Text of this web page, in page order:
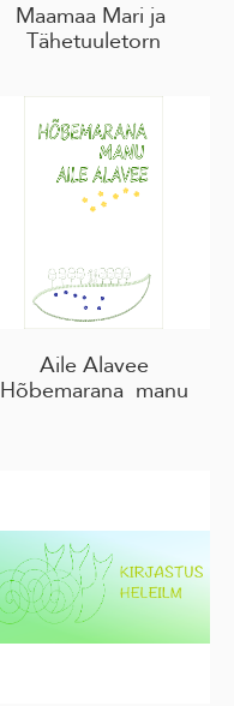
Maamaa Mari ja
Tähetuuletorn
Aile Alavee
Hõbemarana manu